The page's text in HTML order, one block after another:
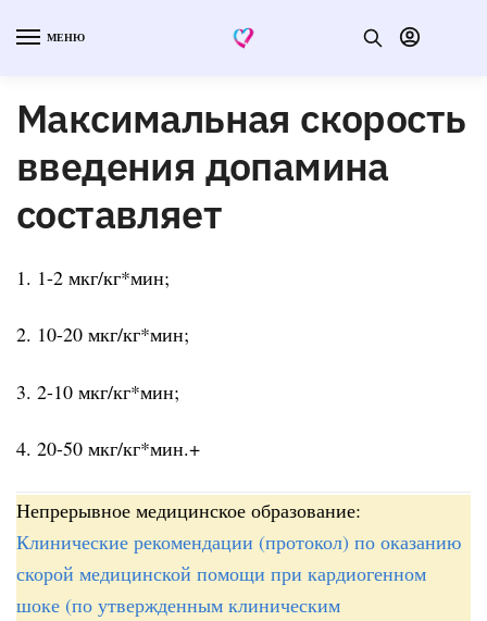
МЕНЮ
Максимальная скорость
введения допамина
составляет
1. 1-2 мкг/кг*мин;
2. 10-20 мкг/кг*мин;
3. 2-10 мкг/кг*мин;
4. 20-50 мкг/кг*мин.+
Непрерывное медицинское образование:
Клинические рекомендации (протокол) по оказанию
скорой медицинской помощи при кардиогенном
шоке (по утвержденным клиническим